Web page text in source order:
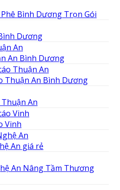
Bình Dương Trọn Gói
Dương
An Bình Dương
Thuận An Bình Dương
An
Vinh
An giá rẻ
An Nâng Tầm Thương